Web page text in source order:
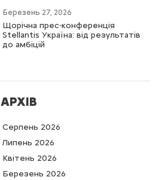
Березень 27, 2026
Щорічна прес-конференція
Stellantis Україна: від результатів
до амбіцій
АРХІВ
Серпень 2026
Липень 2026
Квітень 2026
Березень 2026